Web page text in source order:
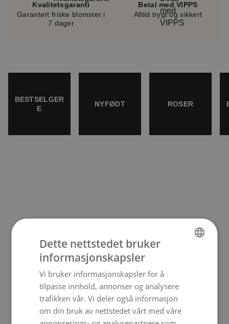
Kvalitetsgaranti
Garantert friske blomster i
7 dager
Betal med VIPPS
Alltid trygt og sikkert
BESTSELGER
E
NYFØDT ROSER
ENGLISH
Dette nettstedet bruker
informasjonskapsler
Vi bruker informasjonskapsler for å
tilpasse innhold, annonser og analysere
trafikken vår. Vi deler også informasjon
om din bruk av nettstedet vårt med våre